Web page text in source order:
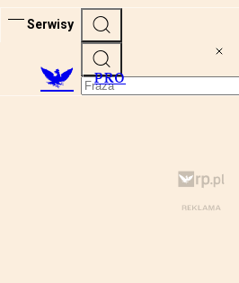
Serwisy
PRO